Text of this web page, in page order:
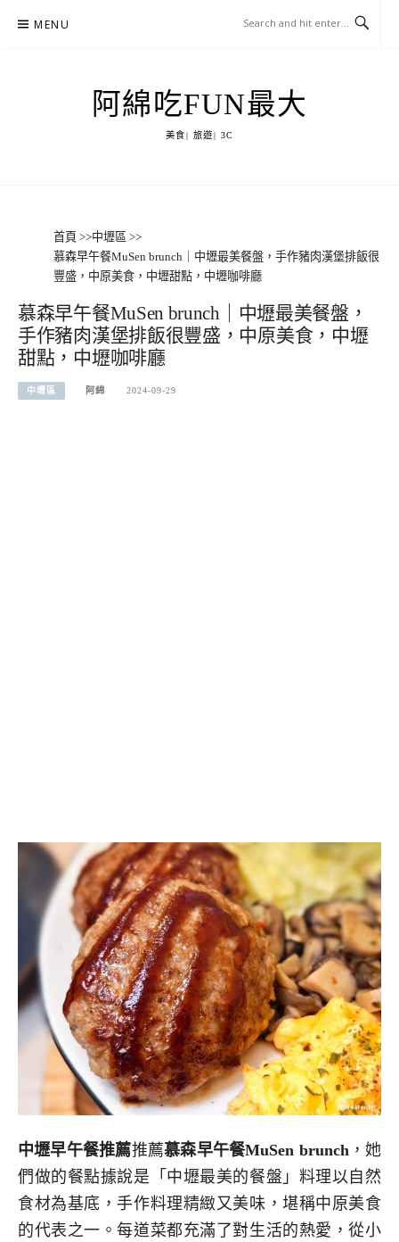
MENU
阿綿吃FUN最大
美食| 旅遊| 3C
首頁 >>中壢區 >>
慕森早午餐MuSen brunch｜中壢最美餐盤，手作豬肉漢堡排飯很
豐盛，中原美食，中壢甜點，中壢咖啡廳
慕森早午餐MuSen brunch｜中壢最美餐盤，
手作豬肉漢堡排飯很豐盛，中原美食，中壢
甜點，中壢咖啡廳
中壢區 阿綿 2024-09-29
中壢早午餐推薦推薦慕森早午餐MuSen brunch ，她
們做的餐點據說是「中壢最美的餐盤」料理以自然
食材為基底，手作料理精緻又美味，堪稱中原美食
的代表之一。每道菜都充滿了對生活的熱愛，從小